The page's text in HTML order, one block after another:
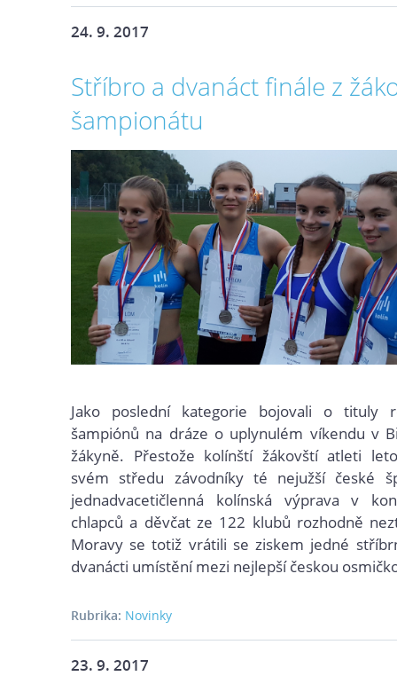
24. 9. 2017
Stříbro a dvanáct finále z
šampionátu
Jako poslední kategorie bojovali o tituly
šampiónů na dráze o uplynulém víkendu v
žákyně. Přestože kolínští žákovští atleti
svém středu závodníky té nejužší české
jednadvacetičlenná kolínská výprava v
chlapců a děvčat ze 122 klubů rozhodně
Moravy se totiž vrátili se ziskem jedné
dvanácti umístění mezi nejlepší českou
Rubrika: Novinky
23. 9. 2017